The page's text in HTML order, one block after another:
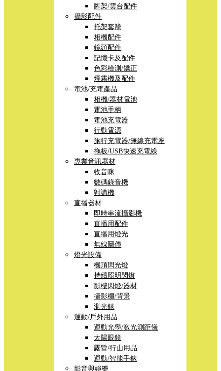
腳架/雲台配件
攝影配件
托架套籠
相機配件
鏡頭配件
記憶卡及配件
色彩檢測/矯正
煙霧機及配件
電池/充電產品
相機/器材電池
電池手柄
電池充電器
行動電源
旅行充電器/無線充電座
拖板/USB快速充電線
專業音訊器材
收音咪
數碼錄音機
對講機
直播器材
即時串流攝影機
直播用配件
直播用燈光
無線圖傳
燈光設備
機頂閃光燈
持續照明閃燈
影樓閃燈/器材
攝影棚/背景
測光錶
運動/戶外用品
運動光學/激光測距儀
太陽眼鏡
露營/行山用品
運動/智能手錶
影音與娛樂